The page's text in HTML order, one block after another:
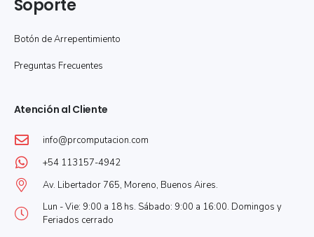
Soporte
Botón de Arrepentimiento
Preguntas Frecuentes
Atención al Cliente
info@prcomputacion.com
+54 113157-4942
Av. Libertador 765, Moreno, Buenos Aires.
Lun - Vie: 9:00 a 18 hs. Sábado: 9:00 a 16:00. Domingos y
Feriados cerrado